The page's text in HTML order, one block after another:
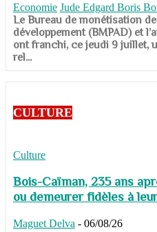
Economie Jude Edgard Boris
​​​​​​​Le Bureau de monétisation
développement (BMPAD) et
ont franchi, ce jeudi 9 juillet,
rel...
CULTURE
Culture
Bois-Caïman, 235 ans
ou demeurer fidèles à
Maguet Delva - 06/08/26